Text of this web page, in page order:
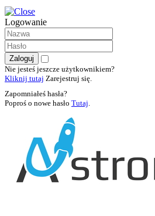
Logowanie
Nie jesteś jeszcze użytkownikiem?
Kliknij tutaj Zarejestruj się.
Zapomniałeś hasła?
Poproś o nowe hasło Tutaj.